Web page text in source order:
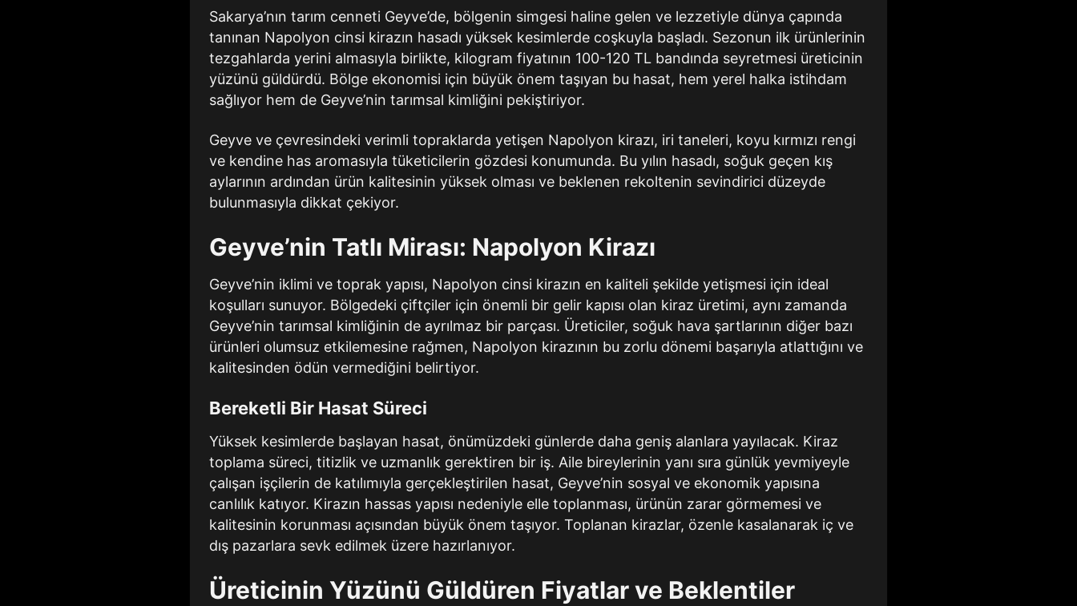
Sakarya’nın tarım cenneti Geyve’de, bölgenin simgesi haline gelen ve lezzetiyle dünya çapında
tanınan Napolyon cinsi kirazın hasadı yüksek kesimlerde coşkuyla başladı. Sezonun ilk ürünlerinin
tezgahlarda yerini almasıyla birlikte, kilogram fiyatının 100-120 TL bandında seyretmesi üreticinin
yüzünü güldürdü. Bölge ekonomisi için büyük önem taşıyan bu hasat, hem yerel halka istihdam
sağlıyor hem de Geyve’nin tarımsal kimliğini pekiştiriyor.
Geyve ve çevresindeki verimli topraklarda yetişen Napolyon kirazı, iri taneleri, koyu kırmızı rengi
ve kendine has aromasıyla tüketicilerin gözdesi konumunda. Bu yılın hasadı, soğuk geçen kış
aylarının ardından ürün kalitesinin yüksek olması ve beklenen rekoltenin sevindirici düzeyde
bulunmasıyla dikkat çekiyor.
Geyve’nin Tatlı Mirası: Napolyon Kirazı
Geyve’nin iklimi ve toprak yapısı, Napolyon cinsi kirazın en kaliteli şekilde yetişmesi için ideal
koşulları sunuyor. Bölgedeki çiftçiler için önemli bir gelir kapısı olan kiraz üretimi, aynı zamanda
Geyve’nin tarımsal kimliğinin de ayrılmaz bir parçası. Üreticiler, soğuk hava şartlarının diğer bazı
ürünleri olumsuz etkilemesine rağmen, Napolyon kirazının bu zorlu dönemi başarıyla atlattığını ve
kalitesinden ödün vermediğini belirtiyor.
Bereketli Bir Hasat Süreci
Yüksek kesimlerde başlayan hasat, önümüzdeki günlerde daha geniş alanlara yayılacak. Kiraz
toplama süreci, titizlik ve uzmanlık gerektiren bir iş. Aile bireylerinin yanı sıra günlük yevmiyeyle
çalışan işçilerin de katılımıyla gerçekleştirilen hasat, Geyve’nin sosyal ve ekonomik yapısına
canlılık katıyor. Kirazın hassas yapısı nedeniyle elle toplanması, ürünün zarar görmemesi ve
kalitesinin korunması açısından büyük önem taşıyor. Toplanan kirazlar, özenle kasalanarak iç ve
dış pazarlara sevk edilmek üzere hazırlanıyor.
Üreticinin Yüzünü Güldüren Fiyatlar ve Beklentiler